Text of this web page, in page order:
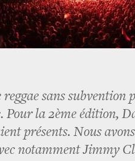
sans subvention
Pour la 2ème édition,
présents. Nous
notamment Jimmy